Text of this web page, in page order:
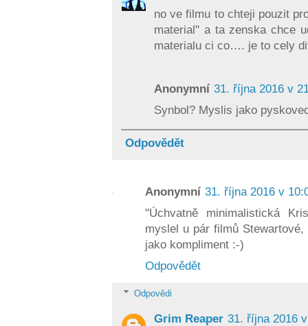
no ve filmu to chteji pouzit
material" a ta zenska chce
materialu ci co…. je to cely
Anonymní 31. října 2016 v
Synbol? Myslis jako
Odpovědět
Anonymní 31. října 2016 v
"Úchvatně minimalistická
myslel u pár filmů
jako kompliment :-)
Odpovědět
Odpovědi
Grim Reaper 31. října 2016